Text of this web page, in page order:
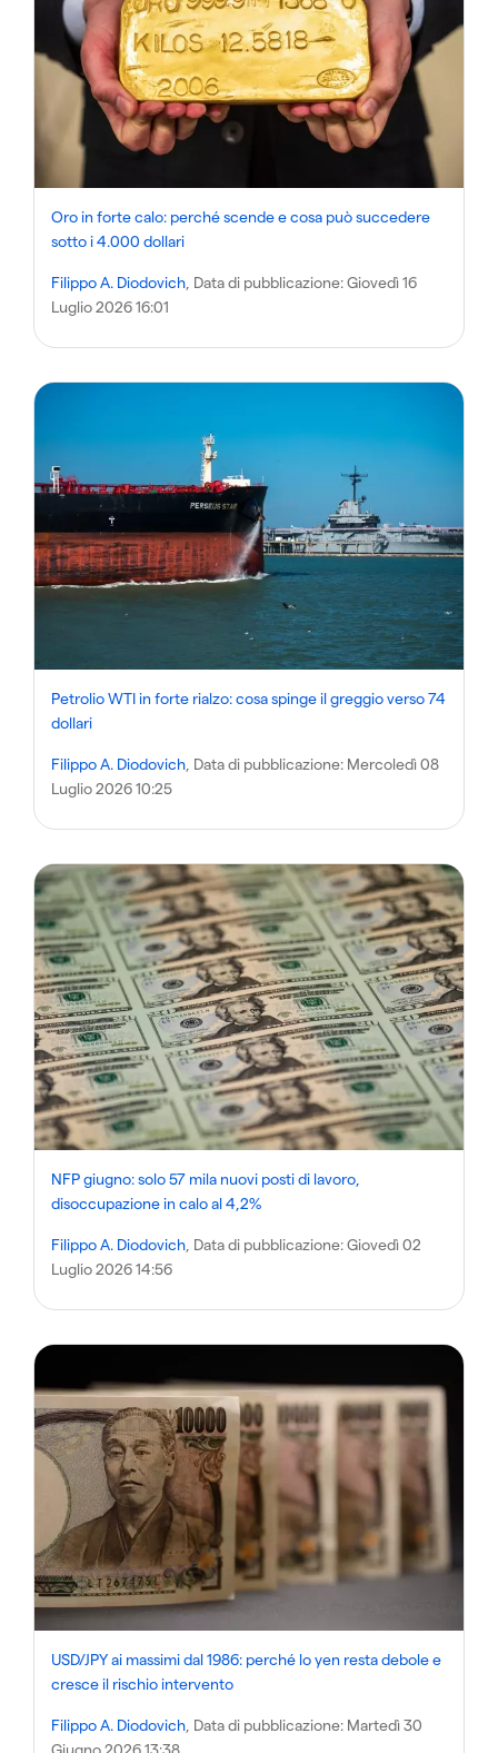
Oro in forte calo: perché scende e cosa può succedere
sotto i 4.000 dollari
Filippo A. Diodovich , Data di pubblicazione:Giovedì 16
Luglio 2026 16:01
Petrolio WTI in forte rialzo: cosa spinge il greggio verso 74
dollari
Filippo A. Diodovich , Data di pubblicazione: Mercoledì 08
Luglio 2026 10:25
NFP giugno: solo 57 mila nuovi posti di lavoro,
disoccupazione in calo al 4,2%
Filippo A. Diodovich , Data di pubblicazione:Giovedì 02
Luglio 2026 14:56
USD/JPY ai massimi dal 1986: perché lo yen resta debole e
cresce il rischio intervento
Filippo A. Diodovich , Data di pubblicazione: Martedì 30
Giugno 2026 13:38